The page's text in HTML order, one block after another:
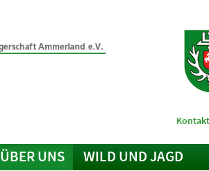
ÜBER UNS
WILD UND JAGD